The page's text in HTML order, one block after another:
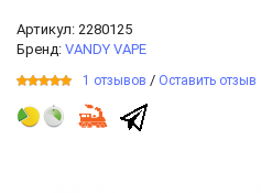
Артикул: 2280125
Бренд: VANDY VAPE
1 отзывов / Оставить отзыв